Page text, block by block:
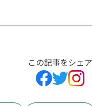
この記事をシェア